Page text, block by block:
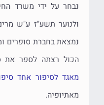
נבחר על ידי משרד
ולנוער תשע"ז ע"ש
נמצאת בחברת סופרים
הכול רצתה לספר את
מאגד לסיפור אחד
מאתיופיה.